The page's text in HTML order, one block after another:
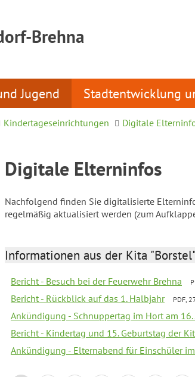
Brehna
Jugend Stadtentwicklung
Kindertageseinrichtungen Digitale
Digitale Elterninfos
Nachfolgend finden Sie digitalisierte
regelmäßig aktualisiert werden (zum
Informationen aus der Kita "Borstel"
Bericht - Besuch bei der Feuerwehr Brehna
Bericht - Rückblick auf das 1. Halbjahr PDF,
Ankündigung - Schnuppertag im Hort am 16.
Bericht - Kindertag und 15. Geburtstag der
Ankündigung - Elternabend für Einschüler